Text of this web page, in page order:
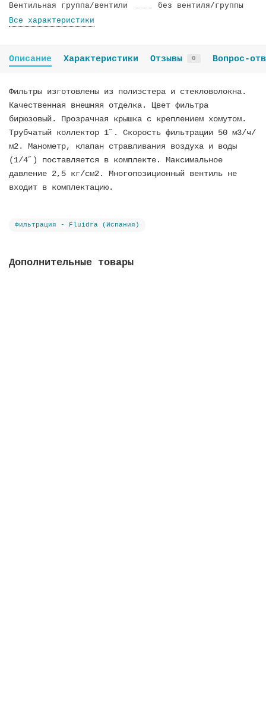
Вентильная группа/вентили
без вентиля/группы
Все характеристики
Описание Характеристики Отзывы 0 Вопрос-
Фильтры изготовлены из полиэстера и стекловолокна.
Качественная внешняя отделка. Цвет фильтра
бирюзовый. Прозрачная крышка с креплением хомутом.
Трубчатый коллектор 1˝. Скорость фильтрации 50 м3/ч/
м2. Манометр, клапан стравливания воздуха и воды
(1/4˝) поставляется в комплекте. Максимальное
давление 2,5 кг/см2. Многопозиционный вентиль не
входит в комплектацию.
Фильтрация - Fluidra (Испания)
Дополнительные товары